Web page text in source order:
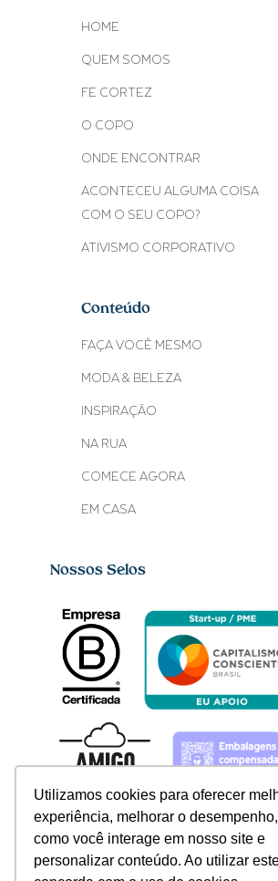
Utilizamos cookies para oferecer
experiência, melhorar o
como você interage em nosso site e
personalizar conteúdo. Ao utilizar
HOME
QUEM SOMOS
FE CORTEZ
O COPO
ONDE ENCONTRAR
ACONTECEU ALGUMA COISA
COM O SEU COPO?
ATIVISMO CORPORATIVO
Conteúdo
FAÇA VOCÊ MESMO
MODA & BELEZA
INSPIRAÇÃO
NA RUA
COMECE AGORA
EM CASA
Nossos Selos